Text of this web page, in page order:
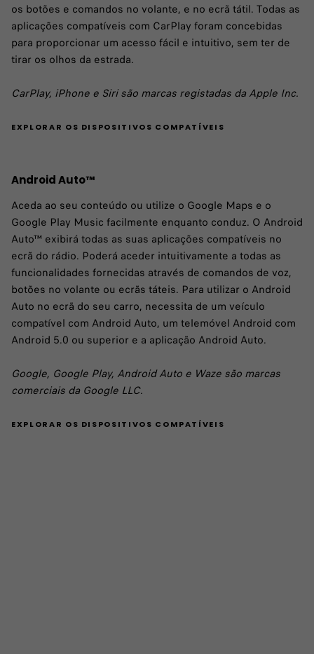
os botões e comandos no volante, e no ecrã tátil. Todas as
aplicações compatíveis com CarPlay foram concebidas
para proporcionar um acesso fácil e intuitivo, sem ter de
tirar os olhos da estrada.
CarPlay, iPhone e Siri são marcas registadas da Apple Inc.
EXPLORAR OS DISPOSITIVOS COMPATÍVEIS
Android Auto™
Aceda ao seu conteúdo ou utilize o Google Maps e o
Google Play Music facilmente enquanto conduz. O Android
Auto™ exibirá todas as suas aplicações compatíveis no
ecrã do rádio. Poderá aceder intuitivamente a todas as
funcionalidades fornecidas através de comandos de voz,
botões no volante ou ecrãs táteis. Para utilizar o Android
Auto no ecrã do seu carro, necessita de um veículo
compatível com Android Auto, um telemóvel Android com
Android 5.0 ou superior e a aplicação Android Auto.
Google, Google Play, Android Auto e Waze são marcas
comerciais da Google LLC.
EXPLORAR OS DISPOSITIVOS COMPATÍVEIS